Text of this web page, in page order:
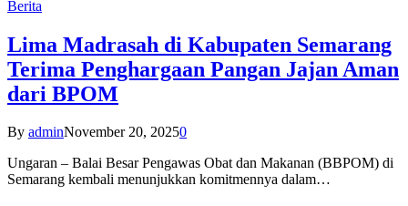
Berita
Lima Madrasah di Kabupaten Semarang
Terima Penghargaan Pangan Jajan Aman
dari BPOM
By adminNovember 20, 20250
Ungaran – Balai Besar Pengawas Obat dan Makanan (BBPOM) di
Semarang kembali menunjukkan komitmennya dalam…